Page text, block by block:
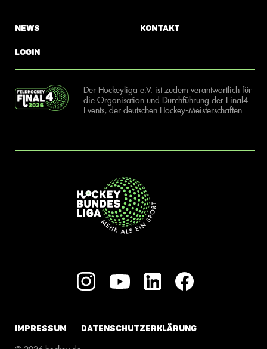
News
Login
Kontakt
Der Hockeyliga e.V. ist zudem verantwortlich für
die Organisation und Durchführung der Final4
Events, der deutschen Hockey-Meisterschaften.
IMPRESSUM DATENSCHUTZERKLÄRUNG